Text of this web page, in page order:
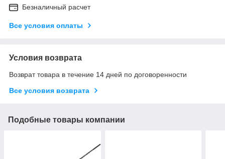
Безналичный расчет
Все условия оплаты
Условия возврата
Возврат товара в течение 14 дней по договоренности
Все условия возврата
Подобные товары компании